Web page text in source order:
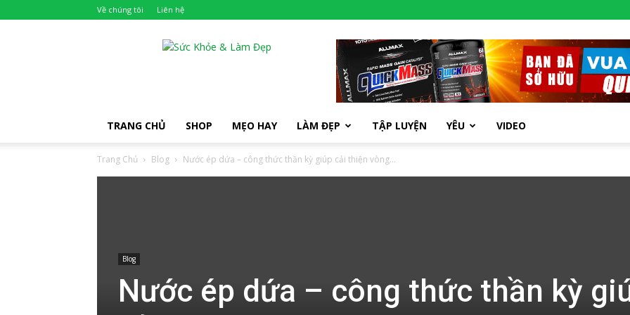
Về chúng tôi Liên hệ
TRANG CHỦ SHOP MẸO HAY LÀM ĐẸP TẬP LUYỆN YÊU VIDEO
Trang Chủ Blog Nước ép dứa – công thức thần kỳ giúp cải thiện vòng...
Blog
Nước ép dứa – công thức thần kỳ